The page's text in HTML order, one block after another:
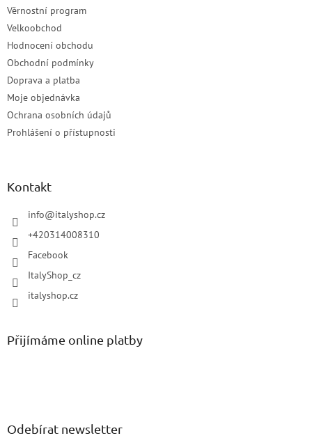
Věrnostní program
Velkoobchod
Hodnocení obchodu
Obchodní podmínky
Doprava a platba
Moje objednávka
Ochrana osobních údajů
Prohlášení o přístupnosti
Kontakt
info@italyshop.cz
+420314008310
Facebook
ItalyShop_cz
italyshop.cz
Přijímáme online platby
Odebírat newsletter